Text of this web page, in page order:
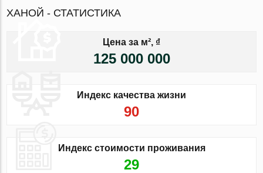
ХАНОЙ - СТАТИСТИКА
Цена за м², ₫
125 000 000
Индекс качества жизни
90
Индекс стоимости проживания
29